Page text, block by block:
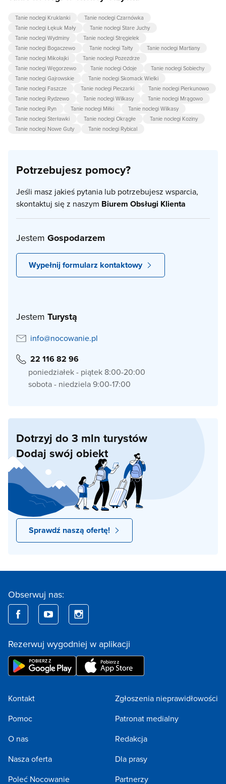
Tanie noclegi Kruklanki
Tanie noclegi Czarnówka
Tanie noclegi Łękuk Mały
Tanie noclegi Stare Juchy
Tanie noclegi Wydminy
Tanie noclegi Stręgielek
Tanie noclegi Bogaczewo
Tanie noclegi Tałty
Tanie noclegi Martiany
Tanie noclegi Mikołajki
Tanie noclegi Pozezdrze
Tanie noclegi Węgorzewo
Tanie noclegi Odoje
Tanie noclegi Sobiechy
Tanie noclegi Gajrowskie
Tanie noclegi Skomack Wielki
Tanie noclegi Faszcze
Tanie noclegi Pieczarki
Tanie noclegi Pierkunowo
Tanie noclegi Rydzewo
Tanie noclegi Wilkasy
Tanie noclegi Mrągowo
Tanie noclegi Ryn
Tanie noclegi Miłki
Tanie noclegi Wilkasy
Tanie noclegi Sterławki
Tanie noclegi Okrągłe
Tanie noclegi Koziny
Tanie noclegi Nowe Guty
Tanie noclegi Rybical
Potrzebujesz pomocy?
Jeśli masz jakieś pytania lub potrzebujesz wsparcia,
skontaktuj się z naszym Biurem Obsługi Klienta
Jestem Gospodarzem
Wypełnij formularz kontaktowy
Jestem Turystą
info@nocowanie.pl
22 116 82 96
poniedziałek - piątek 8:00-20:00
sobota - niedziela 9:00-17:00
Dotrzyj do 3 mln turystów
Dodaj swój obiekt
Sprawdź naszą ofertę!
Obserwuj nas:
Rezerwuj wygodniej w aplikacji
Kontakt
Pomoc
O nas
Nasza oferta
Poleć Nocowanie
Zgłoszenia nieprawidłowości
Patronat medialny
Redakcja
Dla prasy
Partnerzy